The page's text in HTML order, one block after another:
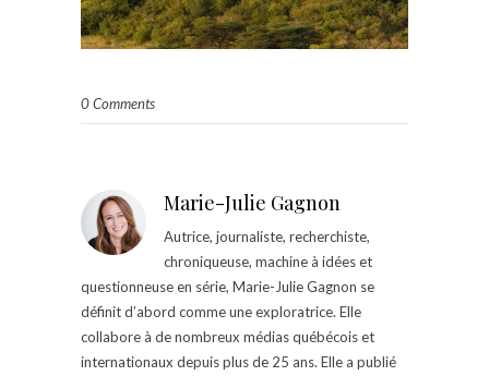
0 Comments
Marie-Julie Gagnon
Autrice, journaliste, recherchiste,
chroniqueuse, machine à idées et
questionneuse en série, Marie-Julie Gagnon se
définit d’abord comme une exploratrice. Elle
collabore à de nombreux médias québécois et
internationaux depuis plus de 25 ans. Elle a publié